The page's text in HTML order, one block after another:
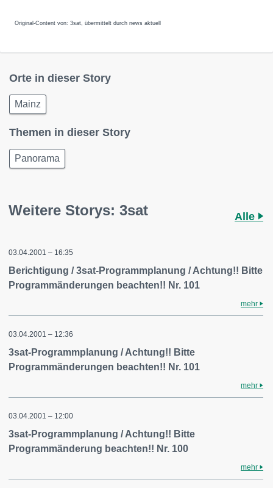
Original-Content von: 3sat, übermittelt durch news aktuell
Orte in dieser Story
Mainz
Themen in dieser Story
Panorama
Weitere Storys: 3sat Alle
03.04.2001 – 16:35
Berichtigung / 3sat-Programmplanung / Achtung!! Bitte
Programmänderungen beachten!! Nr. 101
mehr
03.04.2001 – 12:36
3sat-Programmplanung / Achtung!! Bitte
Programmänderungen beachten!! Nr. 101
mehr
03.04.2001 – 12:00
3sat-Programmplanung / Achtung!! Bitte
Programmänderung beachten!! Nr. 100
mehr